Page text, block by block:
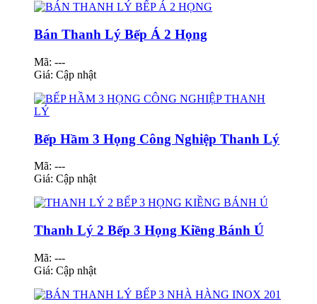
Bán Thanh Lý Bếp Á 2 Họng
Mã: ---
Giá: Cập nhật
Bếp Hầm 3 Họng Công Nghiệp Thanh Lý
Mã: ---
Giá: Cập nhật
Thanh Lý 2 Bếp 3 Họng Kiềng Bánh Ú
Mã: ---
Giá: Cập nhật